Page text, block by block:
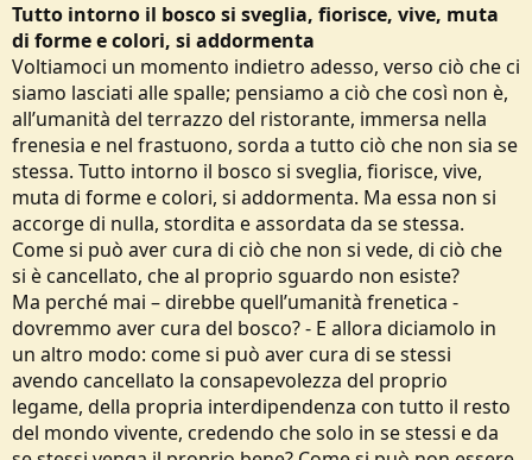
Tutto intorno il bosco si sveglia, fiorisce, vive, muta
di forme e colori, si addormenta
Voltiamoci un momento indietro adesso, verso ciò che ci
siamo lasciati alle spalle; pensiamo a ciò che così non è,
all’umanità del terrazzo del ristorante, immersa nella
frenesia e nel frastuono, sorda a tutto ciò che non sia se
stessa. Tutto intorno il bosco si sveglia, fiorisce, vive,
muta di forme e colori, si addormenta. Ma essa non si
accorge di nulla, stordita e assordata da se stessa.
Come si può aver cura di ciò che non si vede, di ciò che
si è cancellato, che al proprio sguardo non esiste?
Ma perché mai – direbbe quell’umanità frenetica -
dovremmo aver cura del bosco? - E allora diciamolo in
un altro modo: come si può aver cura di se stessi
avendo cancellato la consapevolezza del proprio
legame, della propria interdipendenza con tutto il resto
del mondo vivente, credendo che solo in se stessi e da